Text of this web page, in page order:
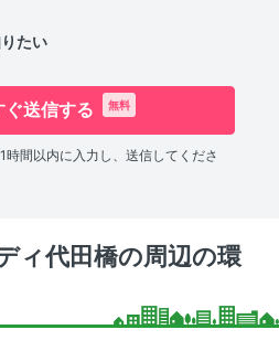
たい
ぐ送信する 無料
間以内に入力し、送信してくださ
ィ代田橋の周辺の環